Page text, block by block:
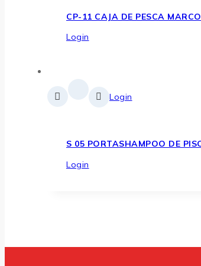
CP-11 CAJA DE PESCA
Login
Login
S 05 PORTASHAMPOO DE
Login